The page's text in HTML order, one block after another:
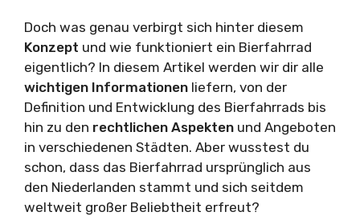
Doch was genau verbirgt sich hinter diesem
Konzept und wie funktioniert ein Bierfahrrad
eigentlich? In diesem Artikel werden wir dir alle
wichtigen Informationen liefern, von der
Definition und Entwicklung des Bierfahrrads bis
hin zu den rechtlichen Aspekten und Angeboten
in verschiedenen Städten. Aber wusstest du
schon, dass das Bierfahrrad ursprünglich aus
den Niederlanden stammt und sich seitdem
weltweit großer Beliebtheit erfreut?